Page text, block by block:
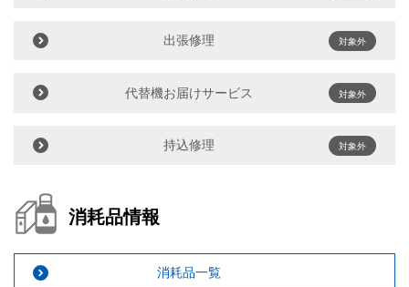
出張修理 対象外
代替機お届けサービス 対象外
持込修理 対象外
消耗品情報
消耗品一覧